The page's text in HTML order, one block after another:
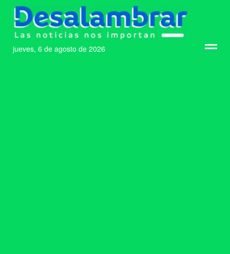
jueves, 6 de agosto de 2026